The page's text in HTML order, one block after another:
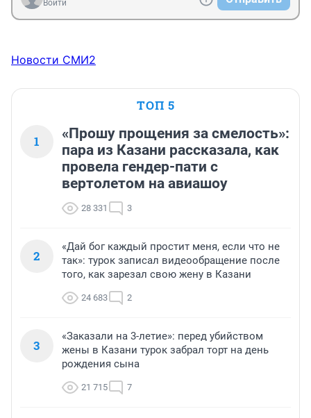
Войти
Новости СМИ2
ТОП 5
1
«Прошу прощения за смелость»:
пара из Казани рассказала, как
провела гендер-пати с
вертолетом на авиашоу
28 331 3
2
«Дай бог каждый простит меня, если что не
так»: турок записал видеообращение после
того, как зарезал свою жену в Казани
24 683 2
3
«Заказали на 3-летие»: перед убийством
жены в Казани турок забрал торт на день
рождения сына
21 715 7